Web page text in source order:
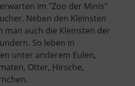
im "Zoo der Minis"
Neben den Kleinsten
man auch die Kleinsten der
So leben in
unter anderem Eulen,
Otter, Hirsche,